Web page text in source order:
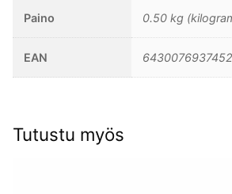
Paino 0.50 kg
EAN 6430076937452
Tutustu myös